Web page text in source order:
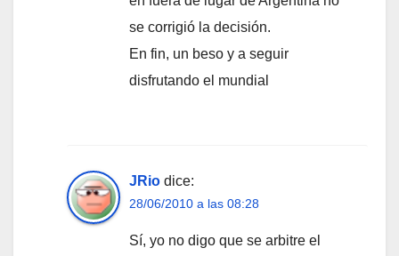
se corrigió la decisión.
En fin, un beso y a seguir
disfrutando el mundial
JRio dice:
28/06/2010 a las 08:28
Sí, yo no digo que se arbitre el